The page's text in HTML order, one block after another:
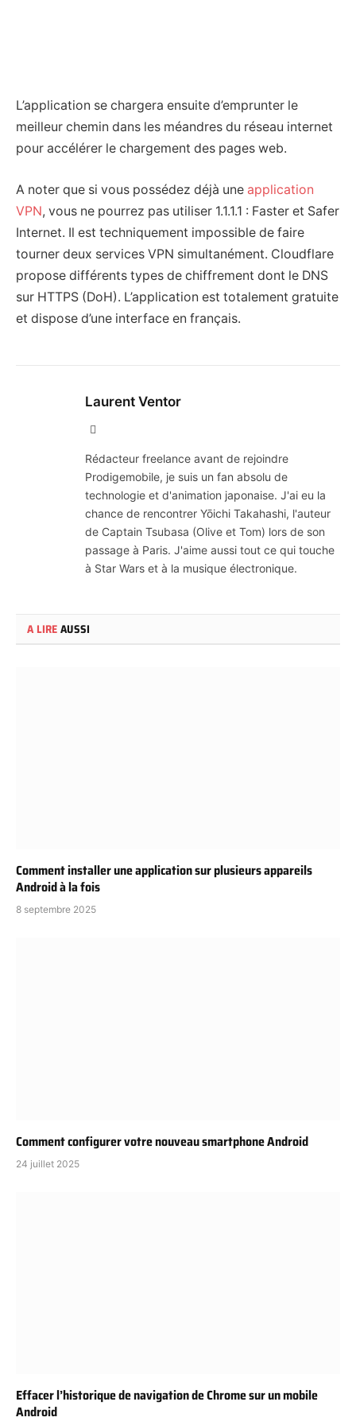
L’application se chargera ensuite d’emprunter le
meilleur chemin dans les méandres du réseau internet
pour accélérer le chargement des pages web.
A noter que si vous possédez déjà une application
VPN, vous ne pourrez pas utiliser 1.1.1.1 : Faster et Safer
Internet. Il est techniquement impossible de faire
tourner deux services VPN simultanément. Cloudflare
propose différents types de chiffrement dont le DNS
sur HTTPS (DoH). L’application est totalement gratuite
et dispose d’une interface en français.
Laurent Ventor
Rédacteur freelance avant de rejoindre
Prodigemobile, je suis un fan absolu de
technologie et d'animation japonaise. J'ai eu la
chance de rencontrer Yōichi Takahashi, l'auteur
de Captain Tsubasa (Olive et Tom) lors de son
passage à Paris. J'aime aussi tout ce qui touche
à Star Wars et à la musique électronique.
A LIREAUSSI
Comment installer une application sur plusieurs appareils
Android à la fois
8 septembre 2025
Comment configurer votre nouveau smartphone Android
24 juillet 2025
Effacer l’historique de navigation de Chrome sur un mobile
Android